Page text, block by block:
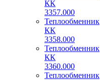
КК
3357.000
Теплообменник
КК
3358.000
Теплообменник
КК
3360.000
Теплообменник